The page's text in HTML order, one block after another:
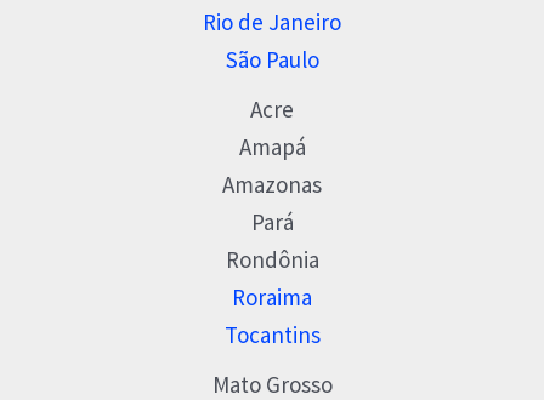
Rio de Janeiro
São Paulo
Acre
Amapá
Amazonas
Pará
Rondônia
Roraima
Tocantins
Mato Grosso